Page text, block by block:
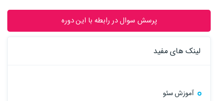
پرسش سوال در رابطه با این دوره
لینک های مفید
آموزش سئو